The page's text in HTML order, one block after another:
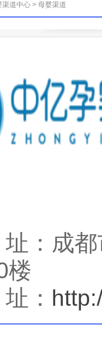
渠道中心 > 母婴渠道
成都市
楼
：